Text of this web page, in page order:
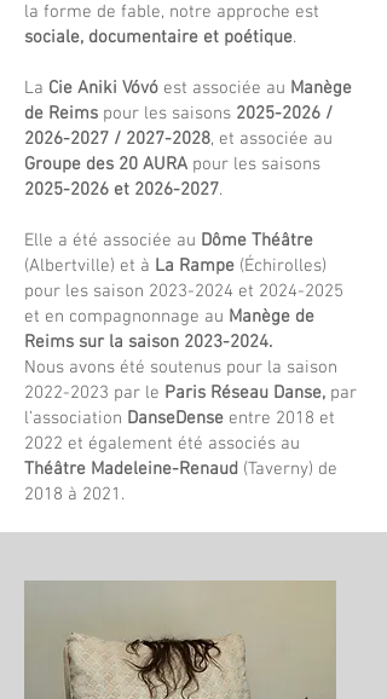
la forme de fable, notre approche est
sociale, documentaire et poétique.
La Cie Aniki Vóvó est associée au Manège
de Reims pour les saisons 2025-2026 /
2026-2027 / 2027-2028, et associée au
Groupe des 20 AURA pour les saisons
2025-2026 et 2026-2027.
Elle a été associée au Dôme Théâtre
(Albertville) et à La Rampe (Échirolles)
pour les saison 2023-2024 et 2024-2025
et en compagnonnage au Manège de
Reims sur la saison 2023-2024.
Nous avons été soutenus pour la saison
2022-2023 par le Paris Réseau Danse, par
l’association DanseDense entre 2018 et
2022 et également été associés au
Théâtre Madeleine-Renaud (Taverny) de
2018 à 2021.